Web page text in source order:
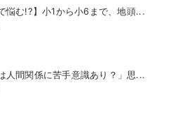
悩む!?】小1から小6まで、地頭...
人間関係に苦手意識あり？」思...